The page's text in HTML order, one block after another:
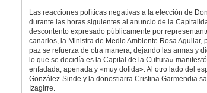
Las reacciones políticas negativas a la elección de
durante las horas siguientes al anuncio de la
descontento expresado públicamente por
canarios, la Ministra de Medio Ambiente Rosa Aguilar,
paz se refuerza de otra manera, dejando las armas y
lo que se decidía es la Capital de la Cultura»
enfadada, apenada y «muy dolida». Al otro lado del
González-Sinde y la donostiarra Cristina Garmendia
Izagirre.